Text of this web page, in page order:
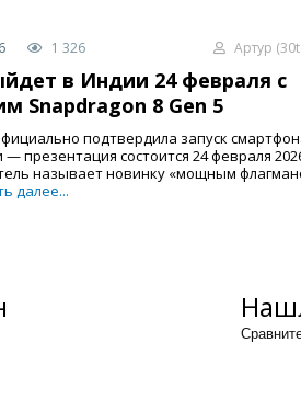
1 326 Артур
в Индии 24 февраля с
Snapdragon 8 Gen 5
подтвердила запуск
— презентация состоится 24 февраля
называет новинку «мощным
далее...